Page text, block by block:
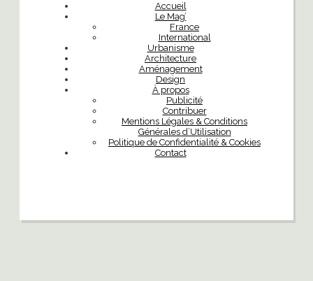
Accueil
Le Mag’
France
International
Urbanisme
Architecture
Aménagement
Design
À propos
Publicité
Contribuer
Mentions Légales & Conditions
Générales d’Utilisation
Politique de Confidentialité & Cookies
Contact